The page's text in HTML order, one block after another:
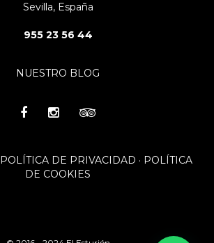
Sevilla, España
955 23 56 44
NUESTRO BLOG
POLÍTICA DE PRIVACIDAD · POLÍTICA
DE COOKIES